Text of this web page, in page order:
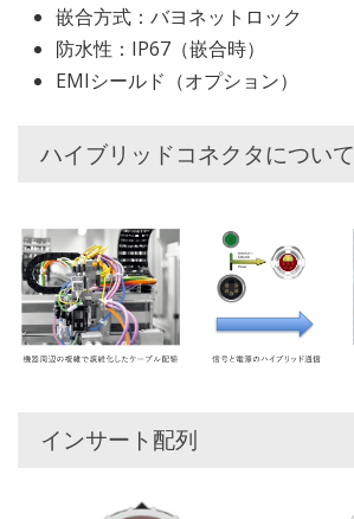
嵌合方式：バヨネットロック
防水性：IP67（嵌合時）
EMIシールド（オプション）
ハイブリッドコネクタについて
インサート配列